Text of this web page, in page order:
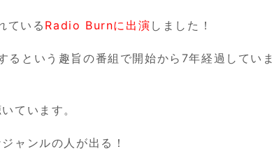
ているRadio Burnに出演 しました！
るという趣旨の番組で開始から 7年経過していま
ています。
ャンルの人が出る！